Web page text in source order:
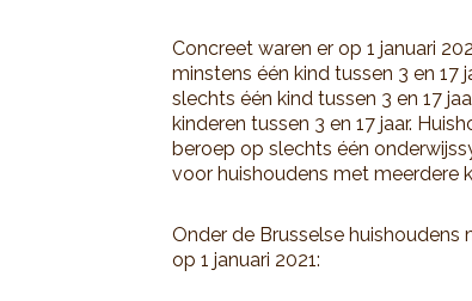
Concreet waren er op 1 januari
minstens één kind tussen 3 en 17
slechts één kind tussen 3 en 17
kinderen tussen 3 en 17 jaar.
beroep op slechts één
voor huishoudens met meerdere
Onder de Brusselse huishoudens
op 1 januari 2021: